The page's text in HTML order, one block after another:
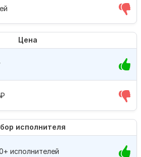
Цена
₽
исполнителя
исполнителей